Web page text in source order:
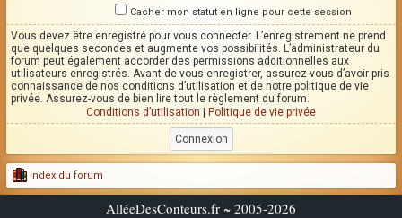
Cacher mon statut en ligne pour cette session
Vous devez être enregistré pour vous connecter. L’enregistrement ne prend
que quelques secondes et augmente vos possibilités. L’administrateur du
forum peut également accorder des permissions additionnelles aux
utilisateurs enregistrés. Avant de vous enregistrer, assurez-vous d’avoir pris
connaissance de nos conditions d’utilisation et de notre politique de vie
privée. Assurez-vous de bien lire tout le règlement du forum.
Conditions d’utilisation
Politique de vie privée
Index du forum
AlléeDesConteurs.fr ~ 2005-2026